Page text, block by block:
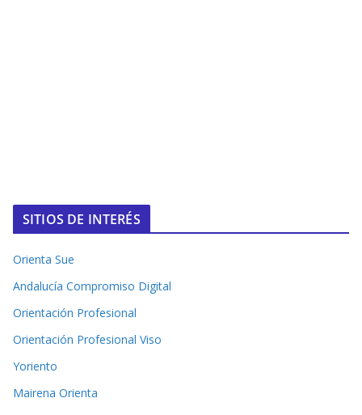
SITIOS DE INTERÉS
Orienta Sue
Andalucía Compromiso Digital
Orientación Profesional
Orientación Profesional Viso
Yoriento
Mairena Orienta